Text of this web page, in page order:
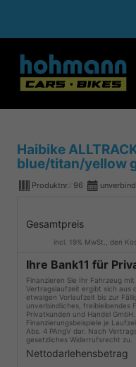
Haibike
blue/titan/yellow
Produktnr.: 96
Gesamtpreis
incl. 19% MwSt., den
Ihre Bank11 für
Finanzieren Sie Ihr Fahrzeug
Vertragslaufzeit ergibt sich aus
etwaigen Vorlaufzeit bis zur
unverbindliches, freibleibendes
Privatkunden und Handel
Finanzierungsbeispiele je
Abs. 4 PAngV dar. Nach
gesetzliches Widerrufsrecht zu.
Nettodarlehensbetrag